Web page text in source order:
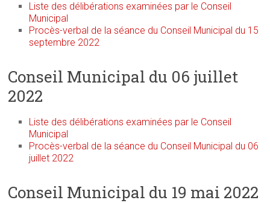
Liste des délibérations examinées par le Conseil
Municipal
Procès-verbal de la séance du Conseil Municipal du 15
septembre 2022
Conseil Municipal du 06 juillet
2022
Liste des délibérations examinées par le Conseil
Municipal
Procès-verbal de la séance du Conseil Municipal du 06
juillet 2022
Conseil Municipal du 19 mai 2022